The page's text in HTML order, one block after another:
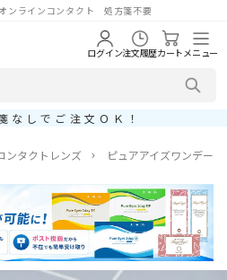
ンラインコンタクト 処方箋不要
ログイン注文履歴カートメニュー
なしでご注文ＯＫ！
ンタクトレンズ ピュアアイズワンデーM